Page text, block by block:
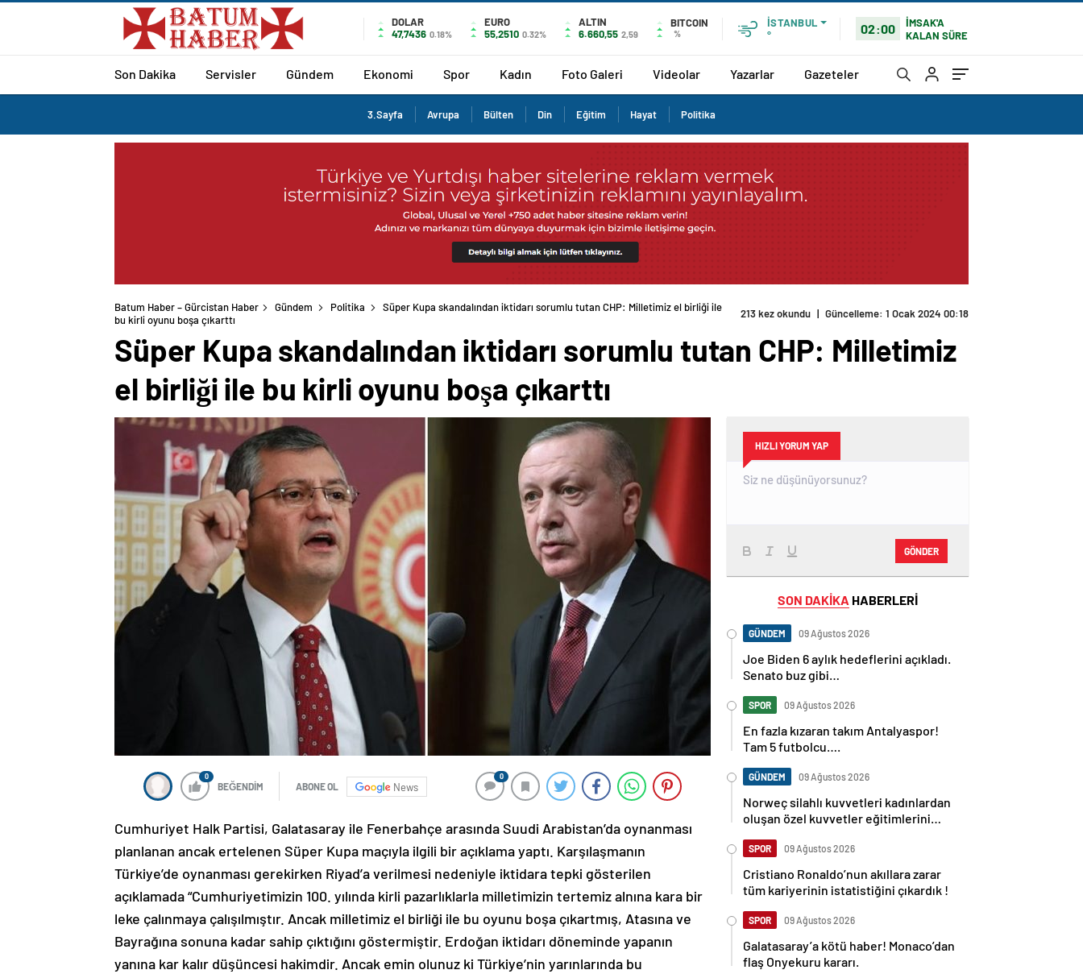
DOLAR
47,7436 0.18%
EURO
55,2510 0.32%
ALTIN
6.660,55 2,59
BITCOIN
%
İSTANBUL
°
02:00
İMSAK'A
KALAN SÜRE
Son Dakika Servisler Gündem Ekonomi Spor Kadın Foto Galeri Videolar Yazarlar Gazeteler
3.Sayfa Avrupa Bülten Din Eğitim Hayat Politika
Batum Haber – Gürcistan Haber Gündem Politika
Süper Kupa skandalından iktidarı sorumlu tutan CHP: Milletimiz el birliği ile
bu kirli oyunu boşa çıkarttı
213 kez okundu | Güncelleme: 1 Ocak 2024 00:18
Süper Kupa skandalından iktidarı sorumlu tutan CHP: Milletimiz
el birliği ile bu kirli oyunu boşa çıkarttı
0
BEĞENDİM ABONE OL News
0
Cumhuriyet Halk Partisi, Galatasaray ile Fenerbahçe arasında Suudi Arabistan’da oynanması
planlanan ancak ertelenen Süper Kupa maçıyla ilgili bir açıklama yaptı. Karşılaşmanın
Türkiye’de oynanması gerekirken Riyad’a verilmesi nedeniyle iktidara tepki gösterilen
açıklamada “Cumhuriyetimizin 100. yılında kirli pazarlıklarla milletimizin tertemiz alnına kara bir
leke çalınmaya çalışılmıştır. Ancak milletimiz el birliği ile bu oyunu boşa çıkartmış, Atasına ve
Bayrağına sonuna kadar sahip çıktığını göstermiştir. Erdoğan iktidarı döneminde yapanın
yanına kar kalır düşüncesi hakimdir. Ancak emin olunuz ki Türkiye’nin yarınlarında bu
HIZLI YORUM YAP
GÖNDER
SON DAKİKA HABERLERİ
GÜNDEM 09 Ağustos 2026
Joe Biden 6 aylık hedeflerini açıkladı.
Senato buz gibi…
SPOR 09 Ağustos 2026
En fazla kızaran takım Antalyaspor!
Tam 5 futbolcu….
GÜNDEM 09 Ağustos 2026
Norweç silahlı kuvvetleri kadınlardan
oluşan özel kuvvetler eğitimlerini
SPOR 09 Ağustos 2026
Cristiano Ronaldo’nun akıllara zarar
tüm kariyerinin istatistiğini çıkardık !
SPOR 09 Ağustos 2026
Galatasaray’a kötü haber! Monaco’dan
flaş Onyekuru kararı.